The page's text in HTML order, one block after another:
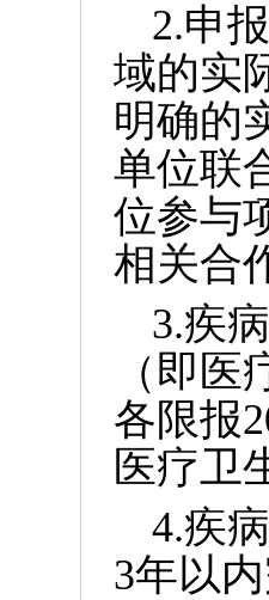
2.申
域的实
明确的
单位联
位参与
相关合
3.疾
（即
各限报
医疗卫
4.疾
3年以